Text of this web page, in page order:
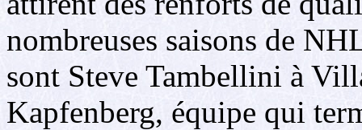
nombreuses saisons de
sont Steve Tambellini à
Kapfenberg, équipe qui